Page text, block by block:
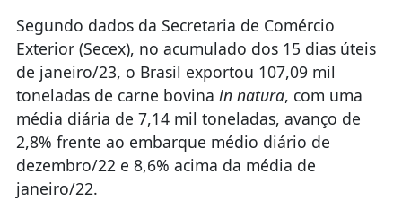
Segundo dados da Secretaria de Comércio
Exterior (Secex), no acumulado dos 15 dias úteis
de janeiro/23, o Brasil exportou 107,09 mil
toneladas de carne bovina in natura, com uma
média diária de 7,14 mil toneladas, avanço de
2,8% frente ao embarque médio diário de
dezembro/22 e 8,6% acima da média de
janeiro/22.